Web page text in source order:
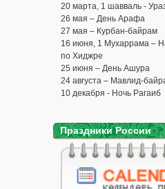
20 марта, 1 шавваль -
26 мая – День Арафа
27 мая – Курбан-байрам
16 июня, 1 Мухаррама –
по Хиджре
25 июня – День Ашура
24 августа – Мавлид-
10 декабря - Ночь Рагаиб
Праздники России